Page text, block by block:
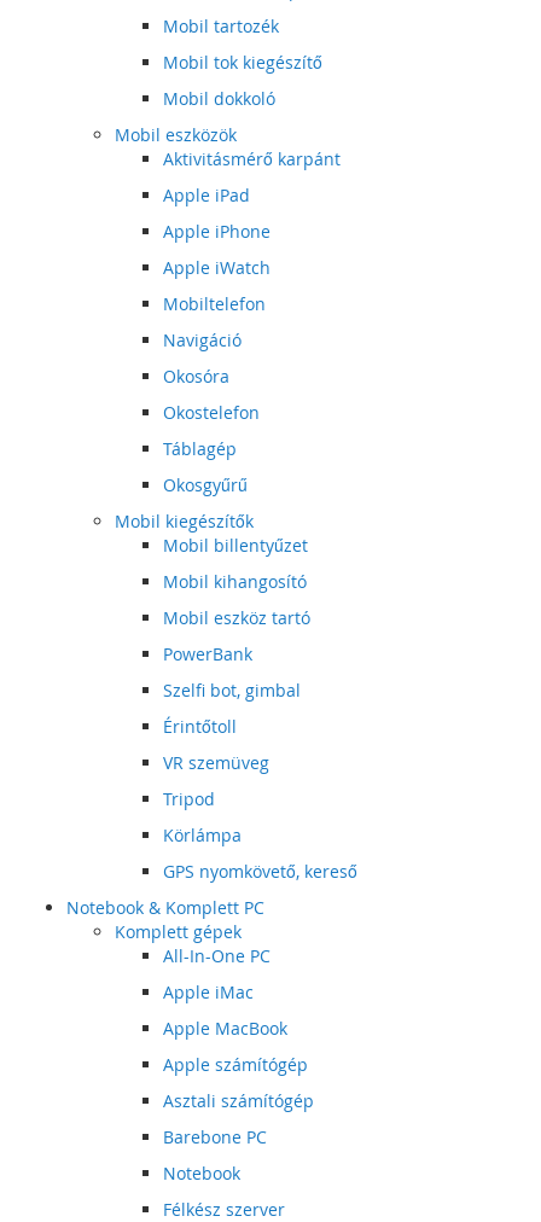
Mobil tartozék
Mobil tok kiegészítő
Mobil dokkoló
Mobil eszközök
Aktivitásmérő karpánt
Apple iPad
Apple iPhone
Apple iWatch
Mobiltelefon
Navigáció
Okosóra
Okostelefon
Táblagép
Okosgyűrű
Mobil kiegészítők
Mobil billentyűzet
Mobil kihangosító
Mobil eszköz tartó
PowerBank
Szelfi bot, gimbal
Érintőtoll
VR szemüveg
Tripod
Körlámpa
GPS nyomkövető, kereső
Notebook & Komplett PC
Komplett gépek
All-In-One PC
Apple iMac
Apple MacBook
Apple számítógép
Asztali számítógép
Barebone PC
Notebook
Félkész szerver